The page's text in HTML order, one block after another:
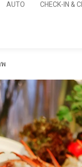
AUTO CHECK-IN &